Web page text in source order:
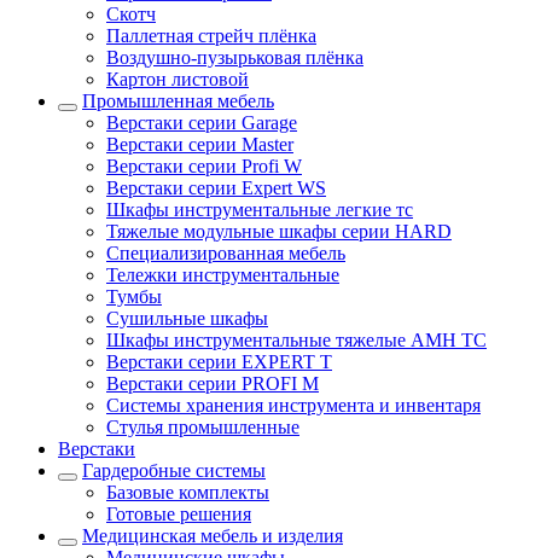
Скотч
Паллетная стрейч плёнка
Воздушно-пузырьковая плёнка
Картон листовой
Промышленная мебель
Верстаки серии Garage
Верстаки серии Master
Верстаки серии Profi W
Верстаки серии Expert WS
Шкафы инструментальные легкие тс
Тяжелые модульные шкафы серии HARD
Cпециализированная мебель
Тележки инструментальные
Тумбы
Cушильные шкафы
Шкафы инструментальные тяжелые AMH TC
Верстаки серии EXPERT T
Верстаки серии PROFI M
Системы хранения инструмента и инвентаря
Стулья промышленные
Верстаки
Гардеробные системы
Базовые комплекты
Готовые решения
Медицинская мебель и изделия